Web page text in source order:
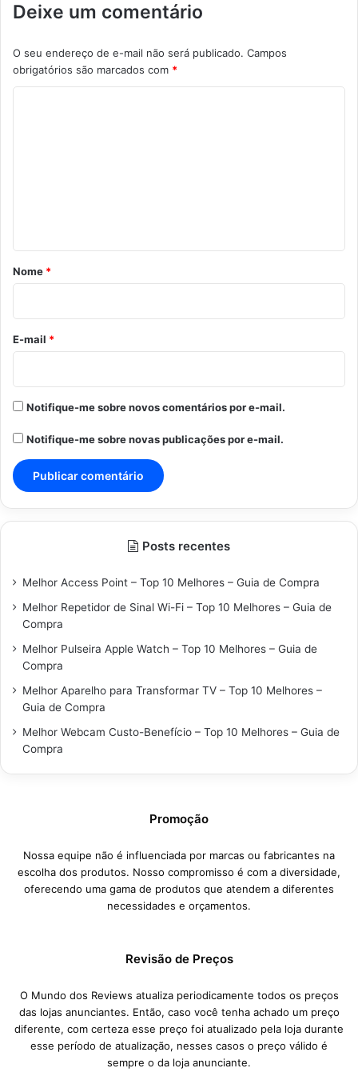
Deixe um comentário
O seu endereço de e-mail não será publicado. Campos
obrigatórios são marcados com *
r
o
*
Nome *
E-mail *
Notifique-me sobre novos comentários por e-mail.
Notifique-me sobre novas publicações por e-mail.
Posts recentes
Melhor Access Point – Top 10 Melhores – Guia de Compra
Melhor Repetidor de Sinal Wi-Fi – Top 10 Melhores – Guia de
Compra
Melhor Pulseira Apple Watch – Top 10 Melhores – Guia de
Compra
Melhor Aparelho para Transformar TV – Top 10 Melhores –
Guia de Compra
Melhor Webcam Custo-Benefício – Top 10 Melhores – Guia de
Compra
Promoção
Nossa equipe não é influenciada por marcas ou fabricantes na
escolha dos produtos. Nosso compromisso é com a diversidade,
oferecendo uma gama de produtos que atendem a diferentes
necessidades e orçamentos.
Revisão de Preços
O Mundo dos Reviews atualiza periodicamente todos os preços
das lojas anunciantes. Então, caso você tenha achado um preço
diferente, com certeza esse preço foi atualizado pela loja durante
esse período de atualização, nesses casos o preço válido é
sempre o da loja anunciante.